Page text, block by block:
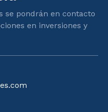
se pondrán en contacto
en inversiones y